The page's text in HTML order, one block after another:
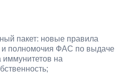
пакет: новые правила
и полномочия ФАС по выдаче
иммунитетов на